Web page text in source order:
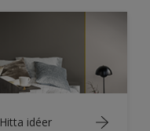
Hitta idéer